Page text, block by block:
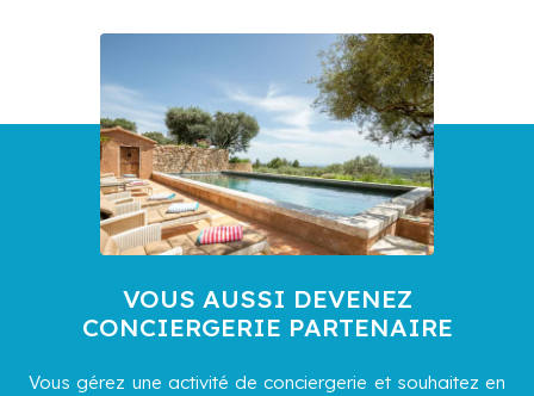
VOUS AUSSI DEVENEZ
CONCIERGERIE PARTENAIRE
Vous gérez une activité de conciergerie et souhaitez en